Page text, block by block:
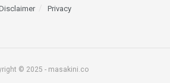
Privacy
© 2025 - masakini.co